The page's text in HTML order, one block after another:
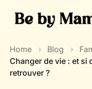
Home Blog
Changer de vie : et si
retrouver ?